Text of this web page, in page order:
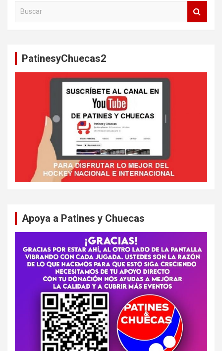
PatinesyChuecas2
Apoya a Patines y Chuecas